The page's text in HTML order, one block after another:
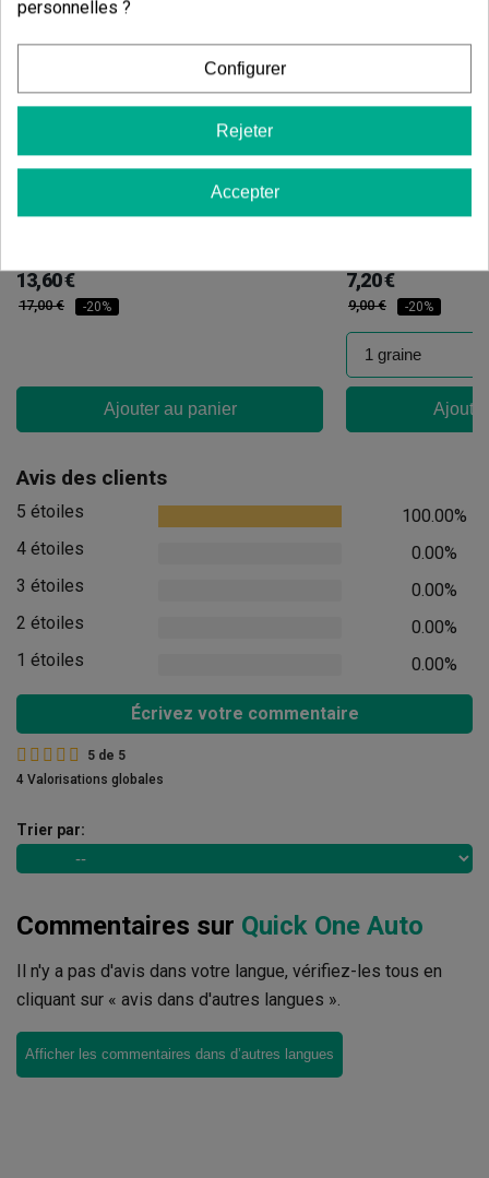
13,60 €
17,00 € -20%
Ajouter au panier
7,20 €
9,00 € -20%
Avis des clients
5 étoiles
100.00%
4 étoiles
0.00%
3 étoiles
0.00%
2 étoiles
0.00%
1 étoiles
0.00%
Écrivez votre commentaire
5 de 5
4 Valorisations globales
Trier par:
Commentaires sur Quick One Auto
Il n'y a pas d'avis dans votre langue, vérifiez-les tous en
cliquant sur « avis dans d'autres langues ».
Afficher les commentaires dans d’autres langues
personnelles ?
Configurer
Rejeter
Accepter